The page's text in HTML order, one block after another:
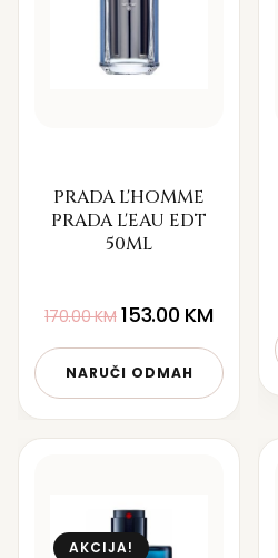
PRADA L'HOMME
PRADA L'EAU EDT
50ML
170.00KM 153.00 KM
NARUČI ODMAH
AKCIJA!